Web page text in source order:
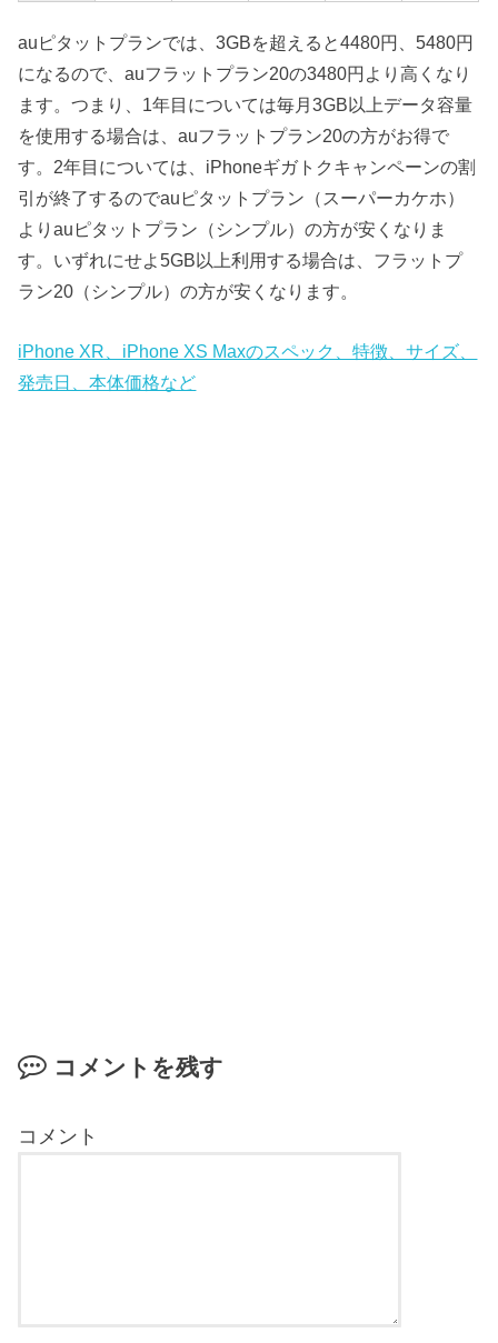
auピタットプランでは、3GBを超えると4480円、5480円
になるので、auフラットプラン20の3480円より高くなり
ます。つまり、1年目については毎月3GB以上データ容量
を使用する場合は、auフラットプラン20の方がお得で
す。2年目については、iPhoneギガトクキャンペーンの割
引が終了するのでauピタットプラン（スーパーカケホ）
よりauピタットプラン（シンプル）の方が安くなりま
す。いずれにせよ5GB以上利用する場合は、フラットプ
ラン20（シンプル）の方が安くなります。
iPhone XR、iPhone XS Maxのスペック、特徴、サイズ、
発売日、本体価格など
コメントを残す